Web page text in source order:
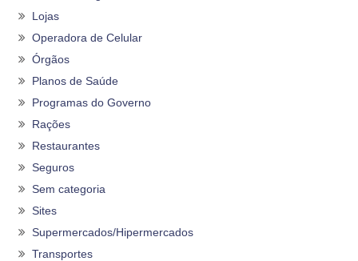
Lojas
Operadora de Celular
Órgãos
Planos de Saúde
Programas do Governo
Rações
Restaurantes
Seguros
Sem categoria
Sites
Supermercados/Hipermercados
Transportes